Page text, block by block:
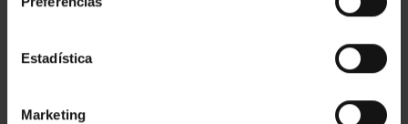
Estadística
Marketing
Hergestellt aus ABS-Kunststoffhoher